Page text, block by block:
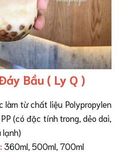
Bầu ( Ly Q )
làm từ chất liệu Polypropylen
(có đặc tính trong, dẻo dai,
lạnh)
: 360ml, 500ml, 700ml